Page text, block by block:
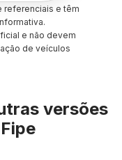
referenciais e têm
e não devem
de veículos
versões